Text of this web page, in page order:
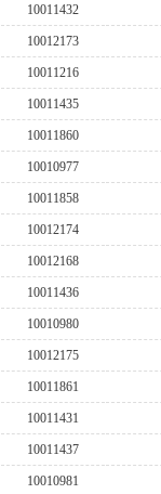
10011432
10012173
10011216
10011435
10011860
10010977
10011858
10012174
10012168
10011436
10010980
10012175
10011861
10011431
10011437
10010981